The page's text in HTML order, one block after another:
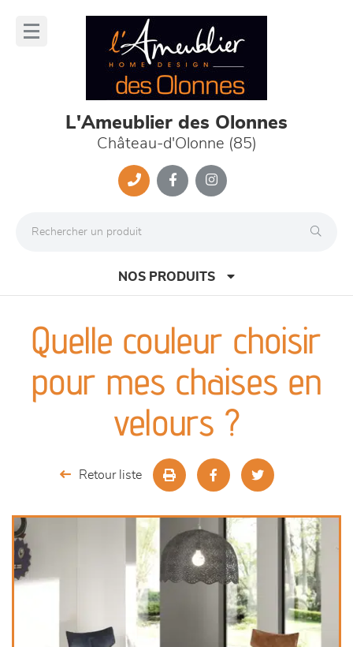
L'Ameublier des Olonnes
Château-d'Olonne (85)
NOS PRODUITS
canapés et fauteuils
séjours
chambres et dressing
décoration
Quelle couleur choisir
pour mes chaises en
velours ?
Retour liste